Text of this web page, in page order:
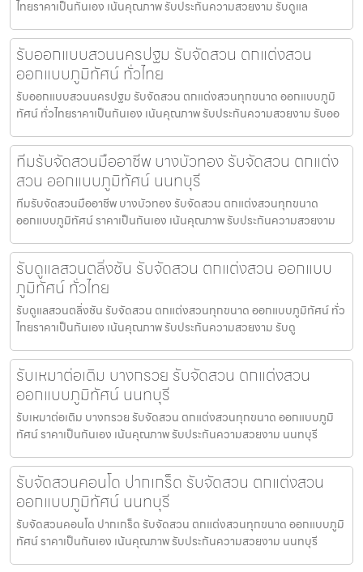
ไทยราคาเป็นกันเอง เน้นคุณภาพ รับประกันความสวยงาม รับดูแล
รับออกแบบสวนนครปฐม รับจัดสวน ตกแต่งสวน
ออกแบบภูมิทัศน์ ทั่วไทย
รับออกแบบสวนนครปฐม รับจัดสวน ตกแต่งสวนทุกขนาด ออกแบบภูมิ
ทัศน์ ทั่วไทยราคาเป็นกันเอง เน้นคุณภาพ รับประกันความสวยงาม รับออ
ทีมรับจัดสวนมืออาชีพ บางบัวทอง รับจัดสวน ตกแต่ง
สวน ออกแบบภูมิทัศน์ นนทบุรี
ทีมรับจัดสวนมืออาชีพ บางบัวทอง รับจัดสวน ตกแต่งสวนทุกขนาด
ออกแบบภูมิทัศน์ ราคาเป็นกันเอง เน้นคุณภาพ รับประกันความสวยงาม
รับดูแลสวนตลิ่งชัน รับจัดสวน ตกแต่งสวน ออกแบบ
ภูมิทัศน์ ทั่วไทย
รับดูแลสวนตลิ่งชัน รับจัดสวน ตกแต่งสวนทุกขนาด ออกแบบภูมิทัศน์ ทั่ว
ไทยราคาเป็นกันเอง เน้นคุณภาพ รับประกันความสวยงาม รับดู
รับเหมาต่อเติม บางกรวย รับจัดสวน ตกแต่งสวน
ออกแบบภูมิทัศน์ นนทบุรี
รับเหมาต่อเติม บางกรวย รับจัดสวน ตกแต่งสวนทุกขนาด ออกแบบภูมิ
ทัศน์ ราคาเป็นกันเอง เน้นคุณภาพ รับประกันความสวยงาม นนทบุรี
รับจัดสวนคอนโด ปากเกร็ด รับจัดสวน ตกแต่งสวน
ออกแบบภูมิทัศน์ นนทบุรี
รับจัดสวนคอนโด ปากเกร็ด รับจัดสวน ตกแต่งสวนทุกขนาด ออกแบบภูมิ
ทัศน์ ราคาเป็นกันเอง เน้นคุณภาพ รับประกันความสวยงาม นนทบุรี